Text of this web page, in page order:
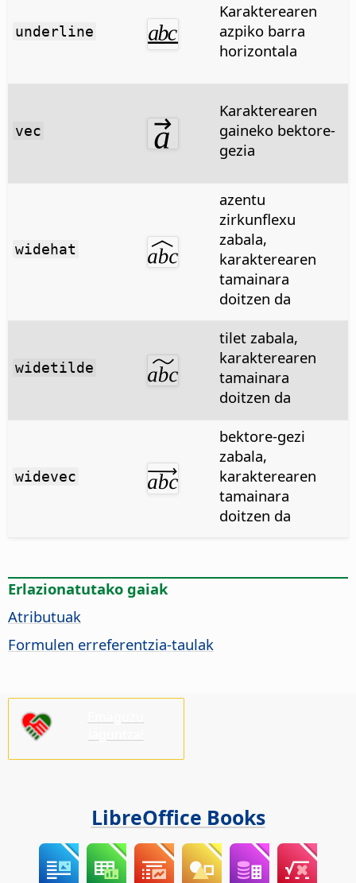
underline
Karakterearen
azpiko barra
horizontala
vec
Karakterearen
gaineko bektore-
gezia
widehat
azentu
zirkunflexu
zabala,
karakterearen
tamainara
doitzen da
widetilde
tilet zabala,
karakterearen
tamainara
doitzen da
widevec
bektore-gezi
zabala,
karakterearen
tamainara
doitzen da
Erlazionatutako gaiak
Atributuak
Formulen erreferentzia-taulak
LibreOffice Books